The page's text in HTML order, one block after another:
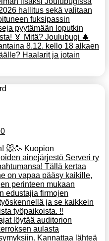
hallitus sekä valitaan
fuksipassin
pyytämään loputkin
🏅 Mitä? Joulubugi 🎄
8.12. kello 18 alkaen
Haalarit ja jotain
🐭🥳 Kuopion
ainejärjestö Serveri ry
Tällä kertaa
on vapaa pääsy kaikille,
perinteen mukaan
edustajia firmojen
ja se kaikkein
työpaikoista. ‼️
löytää auditorion
aulasta
Kannattaa lähteä